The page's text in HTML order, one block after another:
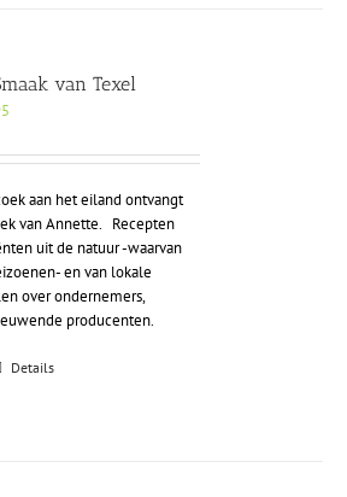
van Texel
aan het eiland ontvangt
van Annette. Recepten
uit de natuur -waarvan
en van lokale
over ondernemers,
producenten.
Details